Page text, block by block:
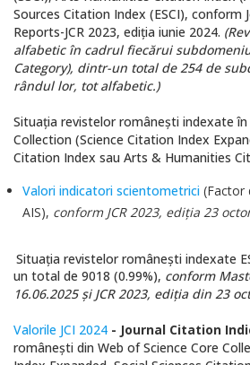
Sources Citation Index (ESCI), conform
Reports-JCR 2023, ediția iunie 2024.
alfabetic în cadrul fiecărui
Category), dintr-un total de 254 de
rândul lor, tot alfabetic.)
Situaţia revistelor româneşti indexate în
Collection (Science Citation Index
Citation Index sau Arts & Humanities
Valori indicatori scientometrici (Factor
AIS), conform JCR 2023, ediţia 23
Situaţia revistelor româneşti indexate
un total de 9018 (0.99%), conform
16.06.2025 și JCR 2023, ediția din 23
Valorile JCI 2024 - Journal Citation
românești din Web of Science Core